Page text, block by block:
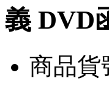
義 DVD
商品貨